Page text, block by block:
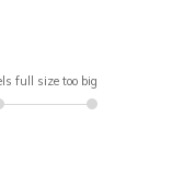
full size too big